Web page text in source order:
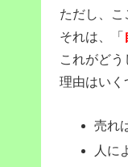
ただし、こ
それは、「
これがどう
理由はいく
売れ
人に